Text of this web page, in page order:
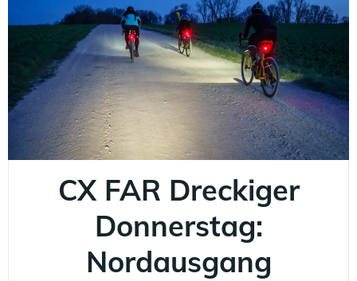
CX FAR Dreckiger
Donnerstag:
Nordausgang